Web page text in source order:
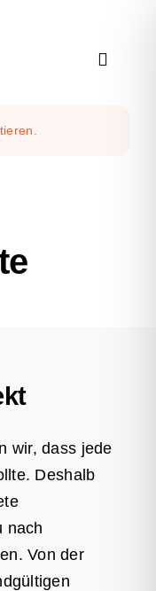
Toggle
wir, dass jede
Deshalb
nach
Von der